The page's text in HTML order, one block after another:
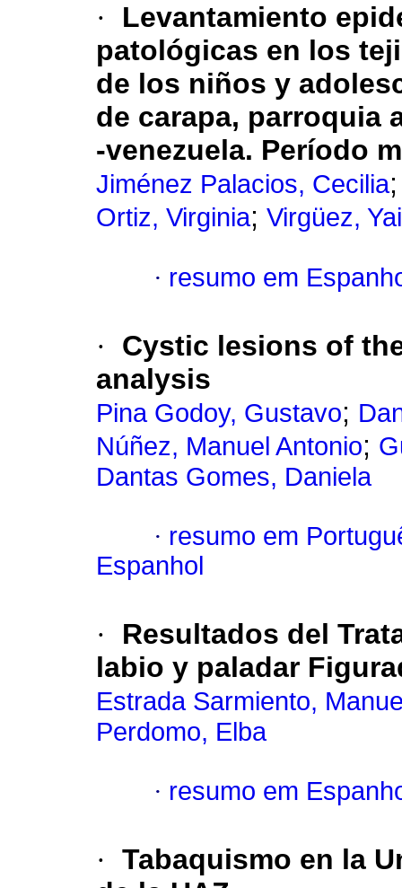
·
Levantamiento
patológicas en los
de los niños y
de carapa, parroquia
-venezuela. Período
Jiménez Palacios, Cecilia
Ortiz, Virginia; Virgüez,
· resumo em
·
Cystic lesions of
analysis
Pina Godoy, Gustavo;
Núñez, Manuel Antonio;
Dantas Gomes, Daniela
· resumo em
Espanhol
·
Resultados del
labio y paladar
Estrada Sarmiento,
Perdomo, Elba
· resumo em
· Tabaquismo en la